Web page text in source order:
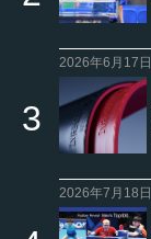
2026年6月17日
2026年7月18日